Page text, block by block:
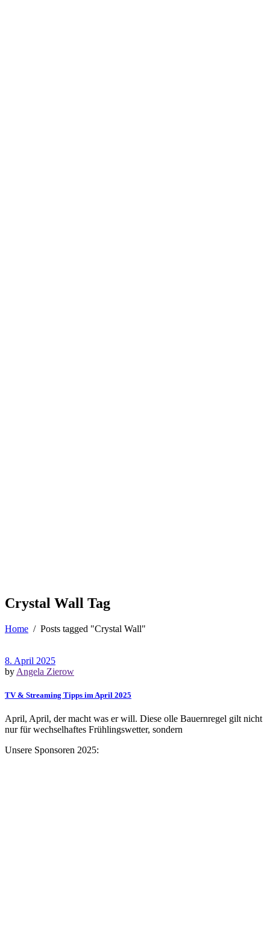
Crystal Wall Tag
Home / Posts tagged "Crystal Wall"
8. April 2025
by Angela Zierow
TV & Streaming Tipps im April 2025
April, April, der macht was er will. Diese olle Bauernregel gilt nicht
nur für wechselhaftes Frühlingswetter, sondern
Unsere Sponsoren 2025: